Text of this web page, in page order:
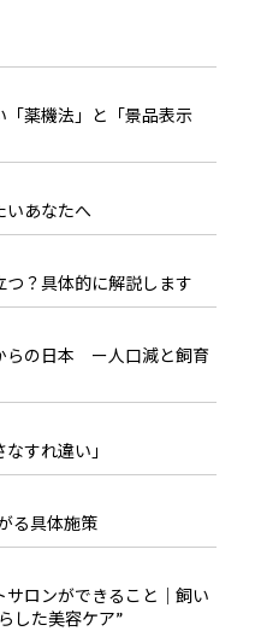
「薬機法」と「景品表示
いあなたへ
？具体的に解説します
らの日本 ー人口減と飼育
すれ違い」
る具体施策
ロンができること｜飼い
した美容ケア”